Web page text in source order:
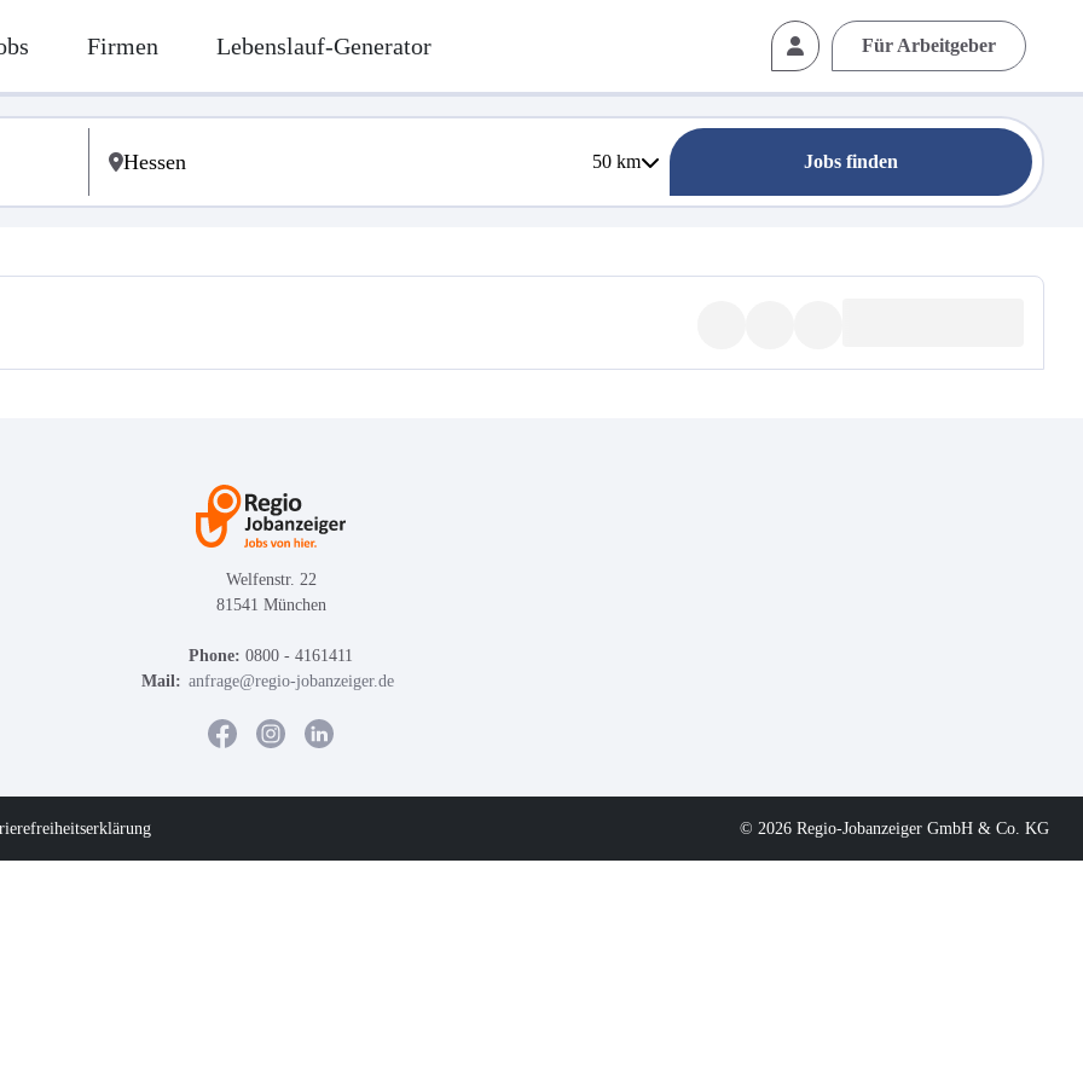
Firmen Lebenslauf-Generator Für Arbeitgeber
50km Jobs finden
Welfenstr. 22
81541 München
Phone: 0800 - 4161411
Mail: anfrage@regio-jobanzeiger.de
© 2026 Regio-Jobanzeiger GmbH & Co. KG